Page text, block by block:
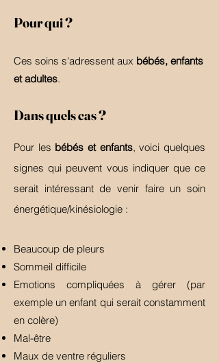
Pour qui ?
Ces soins s'adressent aux bébés, enfants
et adultes.
Dans quels cas ?
Pour les bébés et enfants, voici quelques
signes qui peuvent vous indiquer que ce
serait intéressant de venir faire un soin
énergétique/kinésiologie :
Beaucoup de pleurs
Sommeil difficile
Emotions compliquées à gérer (par
exemple un enfant qui serait constamment
en colère)
Mal-être
Maux de ventre réguliers